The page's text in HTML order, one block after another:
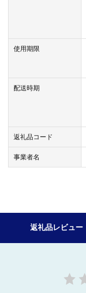
使用期限
配送時期
返礼品コード
事業者名
返礼品レビュー